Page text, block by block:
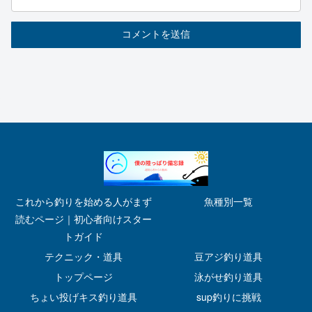
これから釣りを始める人がまず
読むページ｜初心者向けスター
トガイド
魚種別一覧
テクニック・道具
豆アジ釣り道具
トップページ
泳がせ釣り道具
ちょい投げキス釣り道具
sup釣りに挑戦